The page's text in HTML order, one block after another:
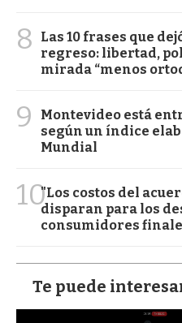
8
Las 10 frases que
regreso: libertad,
mirada “menos
9
Montevideo está
según un índice
Mundial
10"Los costos del
disparan para los
consumidores
Te puede